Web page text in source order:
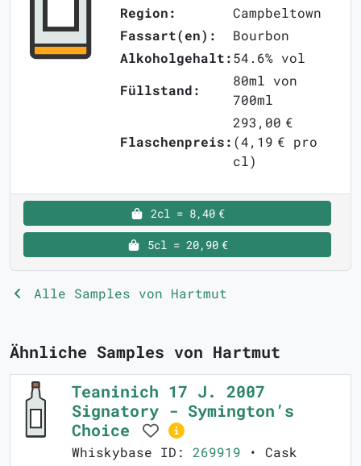
Region:
Campbeltown
Fassart(en):
Bourbon
Alkoholgehalt:54.6% vol
Füllstand:
80ml von
700ml
Flaschenpreis:
293,00 €
(4,19 € pro
cl)
2cl = 8,40 €
5cl = 20,90 €
Alle Samples von Hartmut
Ähnliche Samples von Hartmut
Teaninich 17 J. 2007
Signatory - Symington’s
Choice
Whiskybase ID: 269919 • Cask